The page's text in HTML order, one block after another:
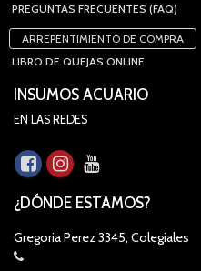
PREGUNTAS FRECUENTES (FAQ)
ARREPENTIMIENTO DE COMPRA
LIBRO DE QUEJAS ONLINE
INSUMOS ACUARIO
EN LAS REDES
¿DÓNDE ESTAMOS?
Gregoria Perez 3345, Colegiales